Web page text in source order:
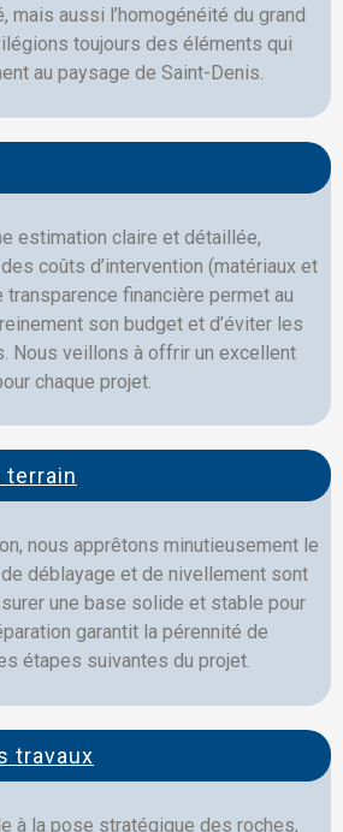
mais aussi l’homogénéité du grand
toujours des éléments qui
au paysage de Saint-Denis.
estimation claire et détaillée,
coûts d’intervention (matériaux et
transparence financière permet au
son budget et d’éviter les
Nous veillons à offrir un excellent
chaque projet.
terrain
nous apprêtons minutieusement le
déblayage et de nivellement sont
une base solide et stable pour
garantit la pérennité de
étapes suivantes du projet.
travaux
à la pose stratégique des roches,